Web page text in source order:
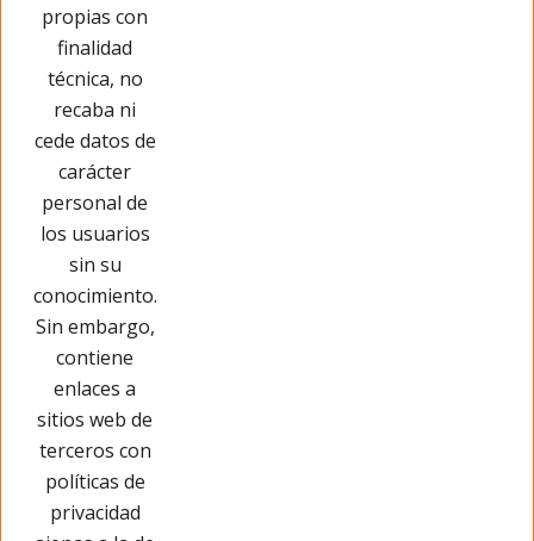
Páginas Legales
propias con
finalidad
técnica, no
recaba ni
cede datos de
carácter
personal de
los usuarios
sin su
conocimiento.
Sin embargo,
contiene
enlaces a
sitios web de
terceros con
políticas de
privacidad